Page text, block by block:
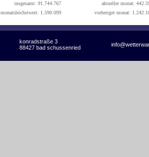
insgesamt: 91.744.767
aktueller monat:
monatshöchstwert: 1.590.099
vorheriger monat:
konradstraße 3
88427 bad schussenried